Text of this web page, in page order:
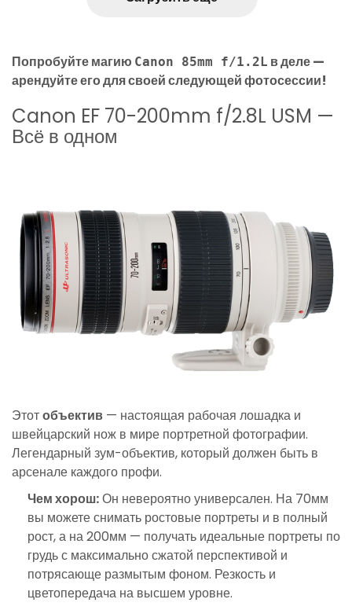
Попробуйте магию Canon 85mm f/1.2L в деле —
арендуйте его для своей следующей фотосессии!
Canon EF 70-200mm f/2.8L USM —
Всё в одном
Этотобъектив — настоящая рабочая лошадка и
швейцарский нож в мире портретной фотографии.
Легендарный зум-объектив, который должен быть в
арсенале каждого профи.
Чем хорош:Он невероятно универсален. На 70мм
вы можете снимать ростовые портреты и в полный
рост, а на 200мм — получать идеальные портреты по
грудь с максимально сжатой перспективой и
потрясающе размытым фоном. Резкость и
цветопередача на высшем уровне.